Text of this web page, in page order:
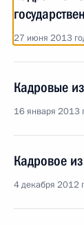
27 июня 2013
Кадровые
16 января 2013
Кадровое
4 декабря 2012